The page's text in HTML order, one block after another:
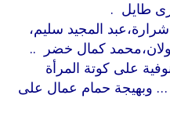
طايل .
المجيد سليم،
كمال خضر ..
على كوتة المرأة
وبهيجة حمام عمال على